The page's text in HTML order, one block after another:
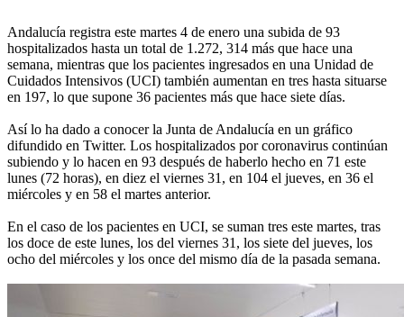
Andalucía registra este martes 4 de enero una subida de 93
hospitalizados hasta un total de 1.272, 314 más que hace una
semana, mientras que los pacientes ingresados en una Unidad de
Cuidados Intensivos (UCI) también aumentan en tres hasta situarse
en 197, lo que supone 36 pacientes más que hace siete días.
Así lo ha dado a conocer la Junta de Andalucía en un gráfico
difundido en Twitter. Los hospitalizados por coronavirus continúan
subiendo y lo hacen en 93 después de haberlo hecho en 71 este
lunes (72 horas), en diez el viernes 31, en 104 el jueves, en 36 el
miércoles y en 58 el martes anterior.
En el caso de los pacientes en UCI, se suman tres este martes, tras
los doce de este lunes, los del viernes 31, los siete del jueves, los
ocho del miércoles y los once del mismo día de la pasada semana.